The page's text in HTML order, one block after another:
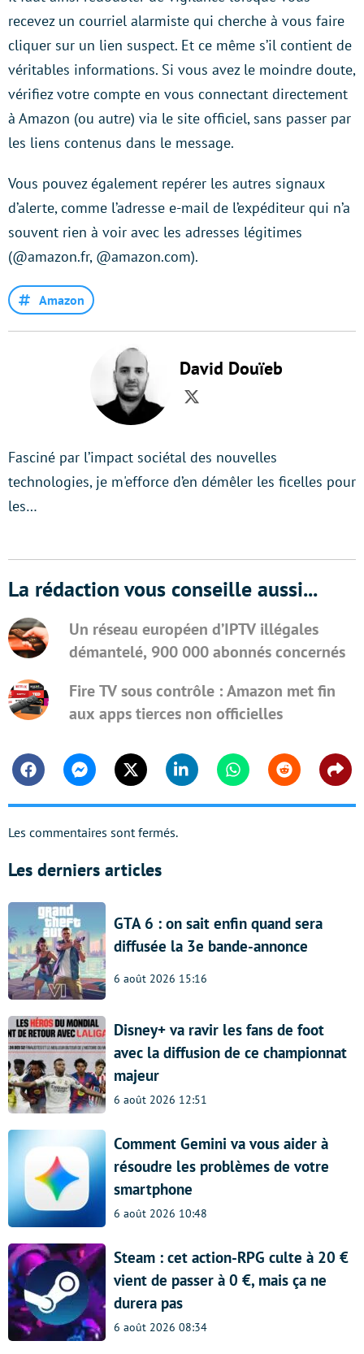
recevez un courriel alarmiste qui cherche à vous faire
cliquer sur un lien suspect. Et ce même s’il contient de
véritables informations. Si vous avez le moindre doute,
vérifiez votre compte en vous connectant directement
à Amazon (ou autre) via le site officiel, sans passer par
les liens contenus dans le message.
Vous pouvez également repérer les autres signaux
d’alerte, comme l’adresse e-mail de l’expéditeur qui n’a
souvent rien à voir avec les adresses légitimes
(@amazon.fr, @amazon.com).
Amazon
David Douïeb
Twitter
Fasciné par l’impact sociétal des nouvelles
technologies, je m'efforce d’en démêler les ficelles pour
les…
La rédaction vous conseille aussi...
Un réseau européen d’IPTV illégales
démantelé, 900 000 abonnés concernés
Fire TV sous contrôle : Amazon met fin
aux apps tierces non officielles
FacebookMessengerTwitter Linkedin WhatsappReddit
Les commentaires sont fermés.
Les derniers articles
GTA 6 : on sait enfin quand sera
diffusée la 3e bande-annonce
6 août 2026 15:16
Disney+ va ravir les fans de foot
avec la diffusion de ce championnat
majeur
6 août 2026 12:51
Comment Gemini va vous aider à
résoudre les problèmes de votre
smartphone
6 août 2026 10:48
Steam : cet action-RPG culte à 20 €
vient de passer à 0 €, mais ça ne
durera pas
6 août 2026 08:34